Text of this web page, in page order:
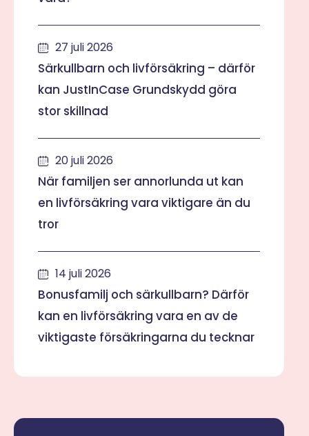
27 juli 2026
Särkullbarn och livförsäkring – därför
kan JustInCase Grundskydd göra
stor skillnad
20 juli 2026
När familjen ser annorlunda ut kan
en livförsäkring vara viktigare än du
tror
14 juli 2026
Bonusfamilj och särkullbarn? Därför
kan en livförsäkring vara en av de
viktigaste försäkringarna du tecknar